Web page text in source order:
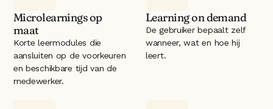
Microlearnings op
maat
Korte leermodules die
aansluiten op de voorkeuren
en beschikbare tijd van de
medewerker.
Learning on demand
De gebruiker bepaalt zelf
wanneer, wat en hoe hij
leert.